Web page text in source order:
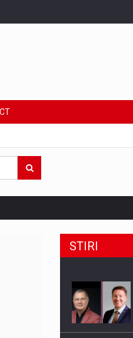
produselor din piata
STIRI